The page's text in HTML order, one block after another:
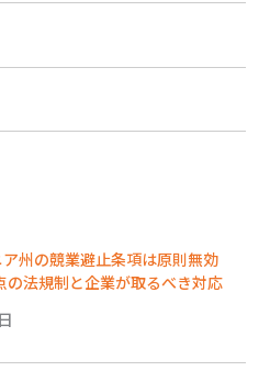
州の競業避止条項は原則無効
法規制と企業が取るべき対応